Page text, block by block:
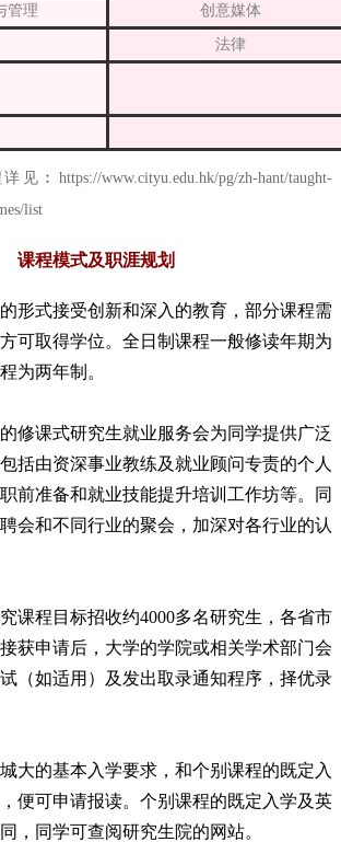
管理 创意媒体
法律
︰https://www.cityu.edu.hk/pg/zh-hant/taught-
list
课程模式及职涯规划
形式接受创新和深入的教育，部分课程需
可取得学位。全日制课程一般修读年期为
为两年制。
修课式研究生就业服务会为同学提供广泛
括由资深事业教练及就业顾问专责的个人
前准备和就业技能提升培训工作坊等。同
会和不同行业的聚会，加深对各行业的认
课程目标招收约4000多名研究生，各省市
获申请后，大学的学院或相关学术部门会
（如适用）及发出取录通知程序，择优录
大的基本入学要求，和个别课程的既定入
便可申请报读。个别课程的既定入学及英
，同学可查阅研究生院的网站。